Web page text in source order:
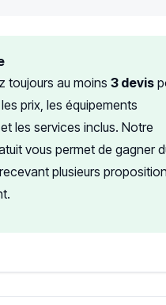
toujours au moins 3 devis
prix, les équipements
les services inclus. Notre
vous permet de gagner
plusieurs